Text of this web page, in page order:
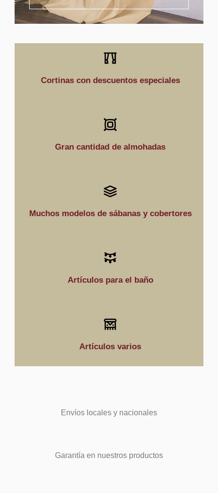
Cortinas con descuentos especiales
Gran cantidad de almohadas
Muchos modelos de sábanas y cobertores
Artículos para el baño
Artículos varios
Múltiples colores de
toallas
Envíos locales y nacionales
Garantía en nuestros productos